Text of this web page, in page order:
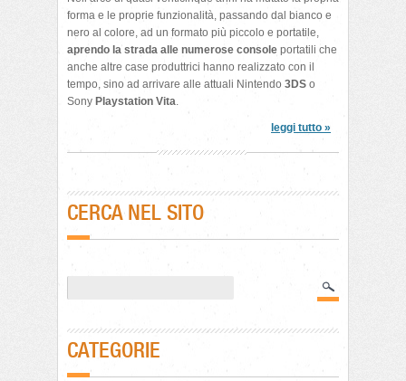
forma e le proprie funzionalità, passando dal bianco e
nero al colore, ad un formato più piccolo e portatile,
aprendo la strada alle numerose console portatili che
anche altre case produttrici hanno realizzato con il
tempo, sino ad arrivare alle attuali Nintendo 3DS o
Sony Playstation Vita.
leggi tutto »
CERCA NEL SITO
CATEGORIE